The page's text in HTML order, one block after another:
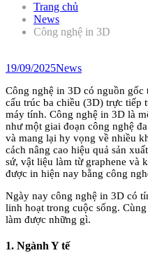
Trang chủ
News
Công nghệ in 3D
19/09/2025News
Công nghệ in 3D có nguồn gốc
cấu trúc ba chiều (3D) trực tiếp
máy tính. Công nghệ in 3D là
như một giai đoạn công nghệ
và mang lại hy vọng về nhiều
cách nâng cao hiệu quả sản
sứ, vật liệu làm từ graphene và
được in hiện nay bằng công
Ngày nay công nghệ in 3D có
linh hoạt trong cuộc sống.
làm được những gì.
1. Ngành Y tế